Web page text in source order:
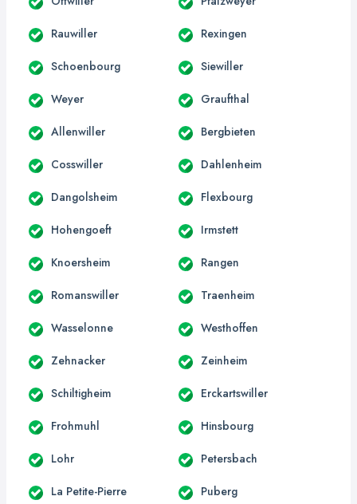
Rauwiller Rexingen
Schoenbourg Siewiller
Weyer Graufthal
Allenwiller Bergbieten
Cosswiller Dahlenheim
Dangolsheim Flexbourg
Hohengoeft Irmstett
Knoersheim Rangen
Romanswiller Traenheim
Wasselonne Westhoffen
Zehnacker Zeinheim
Schiltigheim Erckartswiller
Frohmuhl Hinsbourg
Lohr Petersbach
La Petite-Pierre Puberg